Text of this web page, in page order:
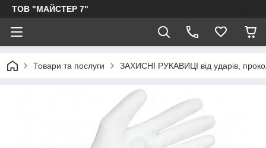
ТОВ "МАЙСТЕР 7"
Товари та послуги ЗАХИСНІ РУКАВИЦІ від ударів,